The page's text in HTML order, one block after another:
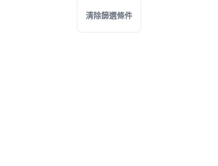
清除篩選條件